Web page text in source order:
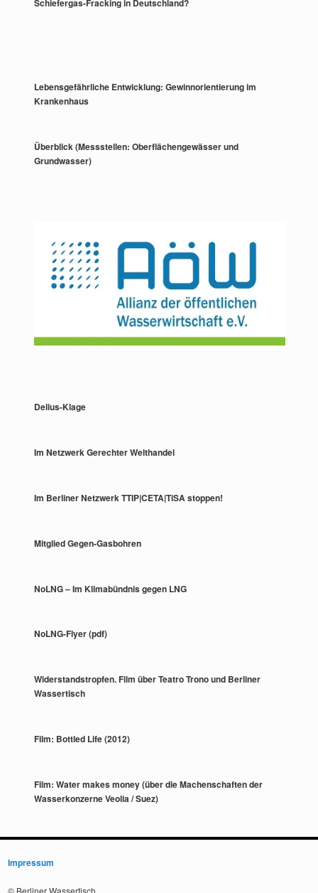
Schiefergas-Fracking in Deutschland?
Lebensgefährliche Entwicklung: Gewinnorientierung im
Krankenhaus
Überblick (Messstellen: Oberflächengewässer und
Grundwasser)
Delius-Klage
Im Netzwerk Gerechter Welthandel
Im Berliner Netzwerk TTIP|CETA|TiSA stoppen!
Mitglied Gegen-Gasbohren
NoLNG – Im Klimabündnis gegen LNG
NoLNG-Flyer (pdf)
Widerstandstropfen. Film über Teatro Trono und Berliner
Wassertisch
Film: Bottled Life (2012)
Film: Water makes money (über die Machenschaften der
Wasserkonzerne Veolia / Suez)
Impressum
© Berliner Wassertisch